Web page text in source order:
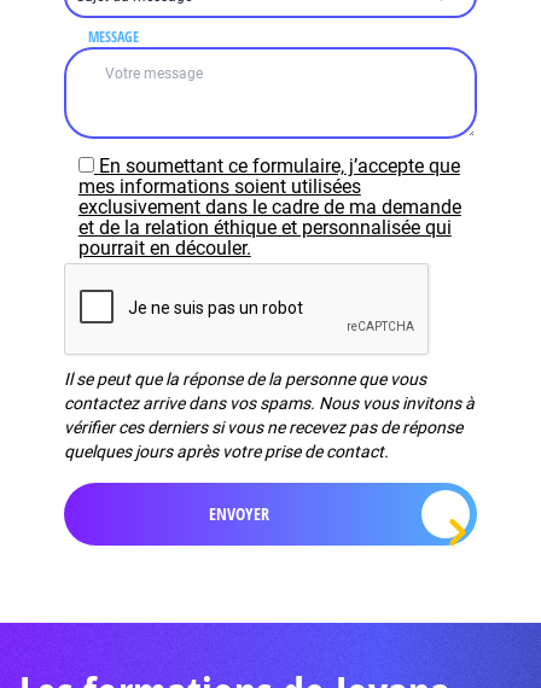
MESSAGE
En soumettant ce formulaire, j’accepte que
mes informations soient utilisées
exclusivement dans le cadre de ma demande
et de la relation éthique et personnalisée qui
pourrait en découler.
Il se peut que la réponse de la personne que vous
contactez arrive dans vos spams. Nous vous invitons à
vérifier ces derniers si vous ne recevez pas de réponse
quelques jours après votre prise de contact.